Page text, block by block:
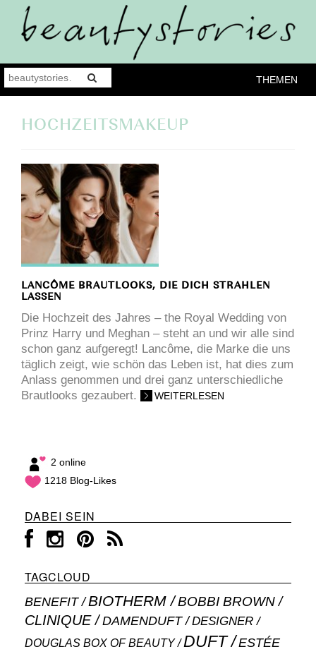
THEMEN
HOCHZEITSMAKEUP
LANCÔME BRAUTLOOKS, DIE DICH STRAHLEN
LASSEN
Die Hochzeit des Jahres – the Royal Wedding von
Prinz Harry und Meghan – steht an und wir alle sind
schon ganz aufgeregt! Lancôme, die Marke die uns
täglich zeigt, wie schön das Leben ist, hat dies zum
Anlass genommen und drei ganz unterschiedliche
Brautlooks gezaubert.
WEITERLESEN
2 online
1218 Blog-Likes
DABEI SEIN
TAGCLOUD
BENEFIT BIOTHERM BOBBI BROWN
CLINIQUE DAMENDUFT DESIGNER
DOUGLAS BOX OF BEAUTY DUFT
ESTÉE